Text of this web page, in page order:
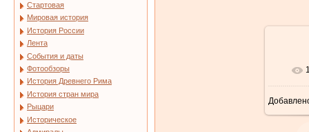
Стартовая
Мировая история
История России
Лента
События и даты
Фотообзоры
История Древнего Рима
История стран мира
Рыцари
Историческое